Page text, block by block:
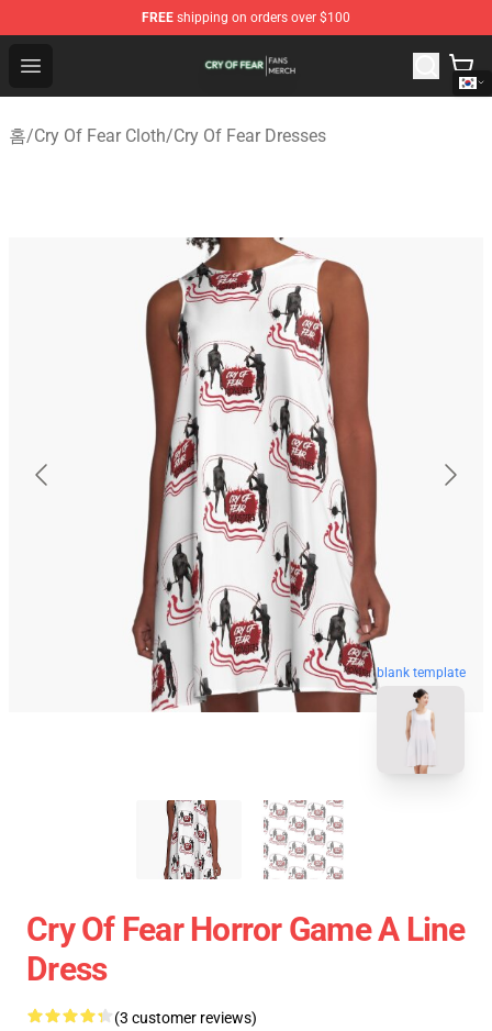
FREE shipping on orders over $100
Open menu
Cry Of Fear Shop - Official Cry Of Fear Merchandise Store
홈/Cry Of Fear Cloth/Cry Of Fear Dresses
blank template
Cry Of Fear Horror Game A Line
Dress
(3 customer reviews)